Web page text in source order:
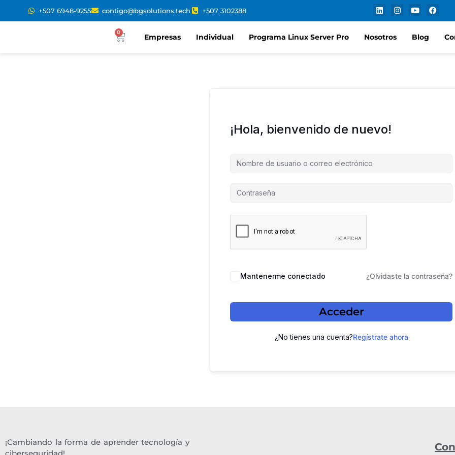
+507 6948-9255 contigo@bgsolutions.tech +507 3102388
0
Empresas Individual Programa Linux Server Pro Nosotros Blog
¡Hola, bienvenido de nuevo!
Mantenerme conectado ¿Olvidaste la contraseña?
Acceder
¿No tienes una cuenta?Regístrate ahora
¡Cambiando la forma de aprender tecnología y